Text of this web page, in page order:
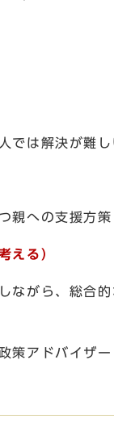
い休耕地
支援方策
える）
な学習の
バイザー